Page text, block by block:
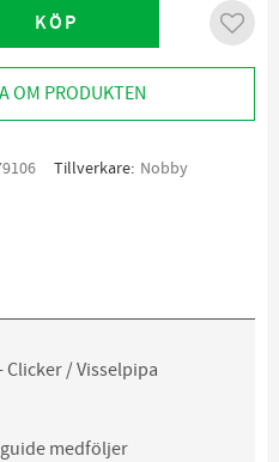
KÖP Lägg
OM PRODUKTEN
Tillverkare Nobby
/ Visselpipa
medföljer